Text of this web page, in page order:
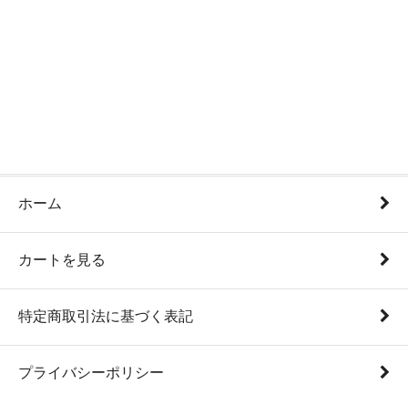
ホーム
カートを見る
特定商取引法に基づく表記
プライバシーポリシー